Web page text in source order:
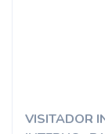
VISITADOR